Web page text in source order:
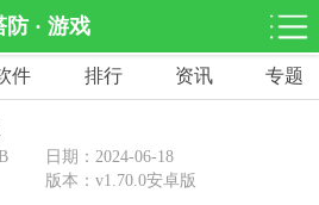
· 游戏
软件分类
赛车竞速
122款游戏
43款游戏
件 排行 资讯 专题
服 v1.70.0安卓版 下载
日期：2024-06-18
版本：v1.70.0安卓版